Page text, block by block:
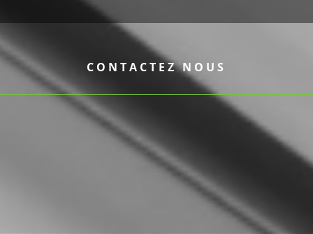
CONTACTEZ NOUS